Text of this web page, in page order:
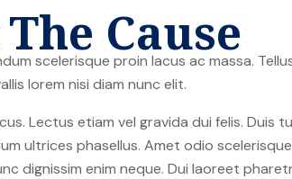
Cause
scelerisque proin lacus ac massa.
lorem nisi diam nunc elit.
Lectus etiam vel gravida dui felis. Duis
ultrices phasellus. Amet odio
dignissim enim neque. Dui laoreet